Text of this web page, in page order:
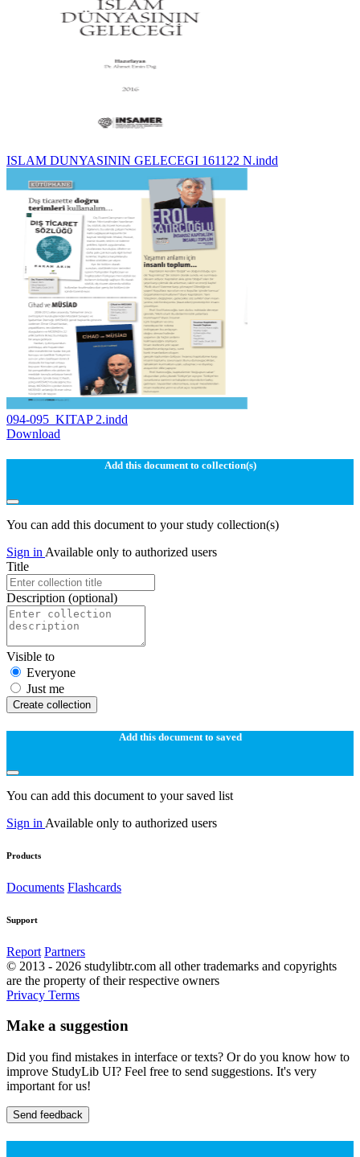
ISLAM DUNYASININ GELECEGI 161122 N.indd
094-095_KITAP 2.indd
Download
Add this document to collection(s)
You can add this document to your study collection(s)
Sign in Available only to authorized users
Title
Description (optional)
Visible to
Everyone
Just me
Create collection
Add this document to saved
You can add this document to your saved list
Sign in Available only to authorized users
Products
Documents Flashcards
Support
Report Partners
© 2013 - 2026 studylibtr.com all other trademarks and copyrights
are the property of their respective owners
Privacy Terms
Make a suggestion
Did you find mistakes in interface or texts? Or do you know how to
improve StudyLib UI? Feel free to send suggestions. It's very
important for us!
Send feedback